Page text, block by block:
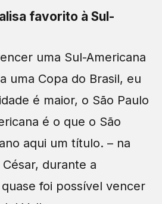
favorito à Sul-
uma Sul-Americana
uma Copa do Brasil, eu
é maior, o São Paulo
é o que o São
aqui um título. – na
durante a
foi possível vencer